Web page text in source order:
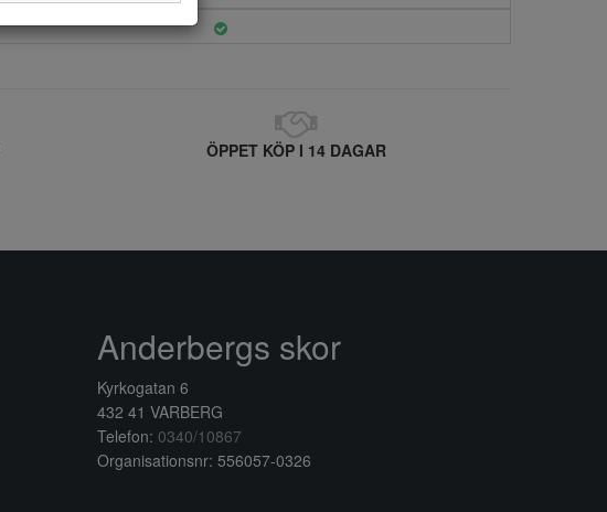
ÖPPET KÖP I 14 DAGAR
Anderbergs skor
Kyrkogatan 6
432 41 VARBERG
Telefon: 0340/10867
Organisationsnr: 556057-0326